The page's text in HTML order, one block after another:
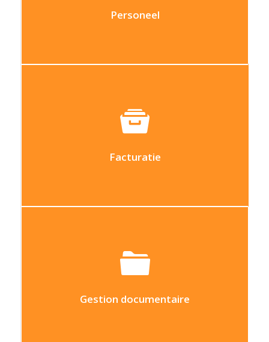
Personeel
Facturatie
Houd uw facturatie actueel met snelle en
Gestion documentaire
Centralisez l’ensemble de vos documents
en un logiciel et liez-les à des éléments